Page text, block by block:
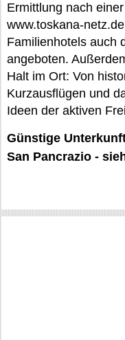
Ermittlung nach
www.toskana-
Familienhotels auch
angeboten.
Halt im Ort: Von
Kurzausflügen und
Ideen der aktiven
Günstige
San Pancrazio -